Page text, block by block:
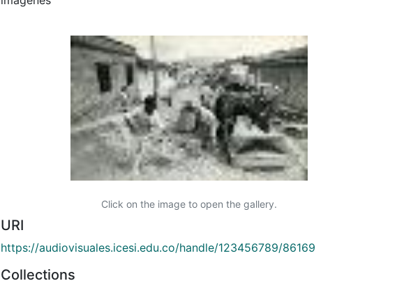
Click on the image to open the gallery.
URI
https://audiovisuales.icesi.edu.co/handle/123456789/86169
Collections